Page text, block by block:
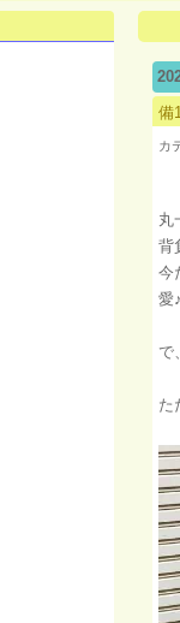
備
カ
丸
背
今
愛
で
た